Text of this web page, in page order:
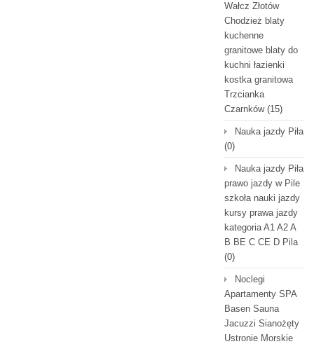
Wałcz Złotów
Chodzież blaty
kuchenne
granitowe blaty do
kuchni łazienki
kostka granitowa
Trzcianka
Czarnków(15)
Nauka jazdy Piła
(0)
Nauka jazdy Piła
prawo jazdy w Pile
szkoła nauki jazdy
kursy prawa jazdy
kategoria A1 A2 A
B BE C CE D Pila
(0)
Noclegi
Apartamenty SPA
Basen Sauna
Jacuzzi Sianożęty
Ustronie Morskie